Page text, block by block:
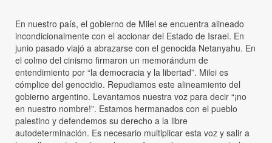
En nuestro país, el gobierno de Milei se encuentra alineado
incondicionalmente con el accionar del Estado de Israel. En
junio pasado viajó a abrazarse con el genocida Netanyahu. En
el colmo del cinismo firmaron un memorándum de
entendimiento por “la democracia y la libertad”. Milei es
cómplice del genocidio. Repudiamos este alineamiento del
gobierno argentino. Levantamos nuestra voz para decir “¡no
en nuestro nombre!”. Estamos hermanados con el pueblo
palestino y defendemos su derecho a la libre
autodeterminación. Es necesario multiplicar esta voz y salir a